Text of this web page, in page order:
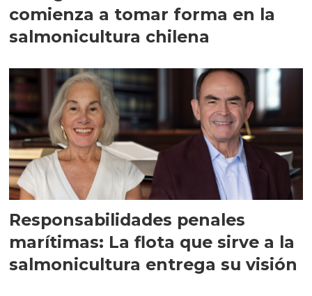
comienza a tomar forma en la
salmonicultura chilena
Responsabilidades penales
marítimas: La flota que sirve a la
salmonicultura entrega su visión